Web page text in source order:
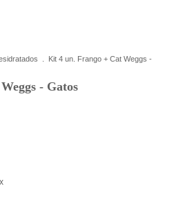
Kit 4 un. Frango + Cat Weggs -
- Gatos